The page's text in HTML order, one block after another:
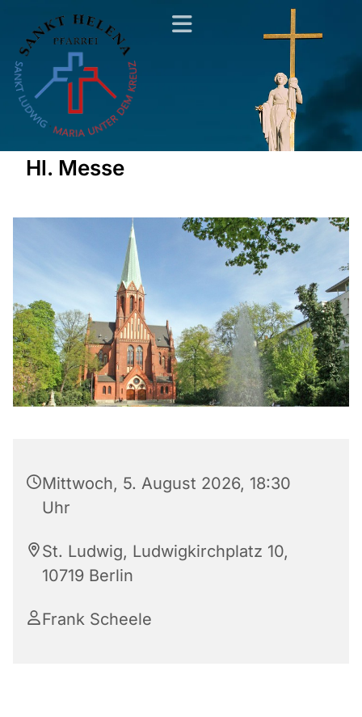
Hl. Messe
Mittwoch, 5. August 2026, 18:30
Uhr
St. Ludwig, Ludwigkirchplatz 10,
10719 Berlin
Frank Scheele